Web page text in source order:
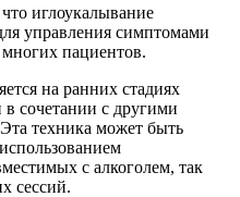
иглоукалывание
управления симптомами
пациентов.
на ранних стадиях
в сочетании с другими
техника может быть
с алкоголем, так
сессий.